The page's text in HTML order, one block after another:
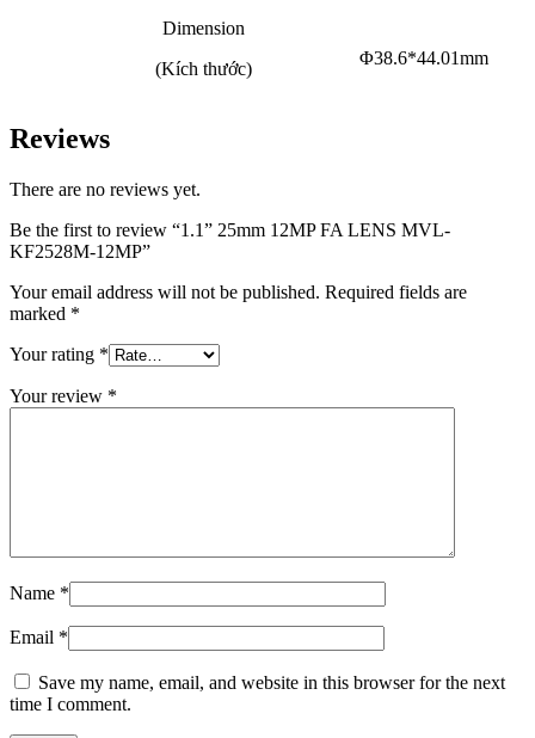
Dimension
(Kích thước)
Φ38.6*44.01mm
Reviews
There are no reviews yet.
Be the first to review “1.1” 25mm 12MP FA LENS MVL-
KF2528M-12MP”
Your email address will not be published. Required fields are
marked *
Your rating *
Your review *
Name *
Email *
Save my name, email, and website in this browser for the next
time I comment.